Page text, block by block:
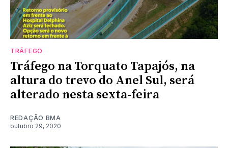
TRÁFEGO
Tráfego na Torquato Tapajós, na
altura do trevo do Anel Sul, será
alterado nesta sexta-feira
REDAÇÃO BMA
outubro 29, 2020